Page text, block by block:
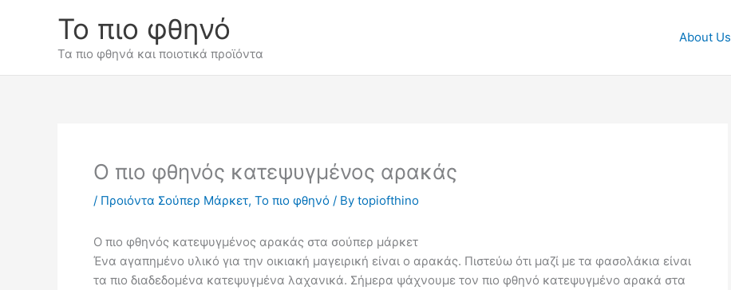
Το πιο φθηνό
Τα πιο φθηνά και ποιοτικά προϊόντα
About Us
Ο πιο φθηνός κατεψυγμένος αρακάς
/ Προιόντα Σούπερ Μάρκετ, Το πιο φθηνό / By topiofthino
Ο πιο φθηνός κατεψυγμένος αρακάς στα σούπερ μάρκετ
Ένα αγαπημένο υλικό για την οικιακή μαγειρική είναι ο αρακάς. Πιστεύω ότι μαζί με τα φασολάκια είναι
τα πιο διαδεδομένα κατεψυγμένα λαχανικά. Σήμερα ψάχνουμε τον πιο φθηνό κατεψυγμένο αρακά στα